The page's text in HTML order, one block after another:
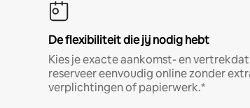
De flexibiliteit die jij nodig hebt
Kies je exacte aankomst- en
reserveer eenvoudig online zonder
verplichtingen of papierwerk.*